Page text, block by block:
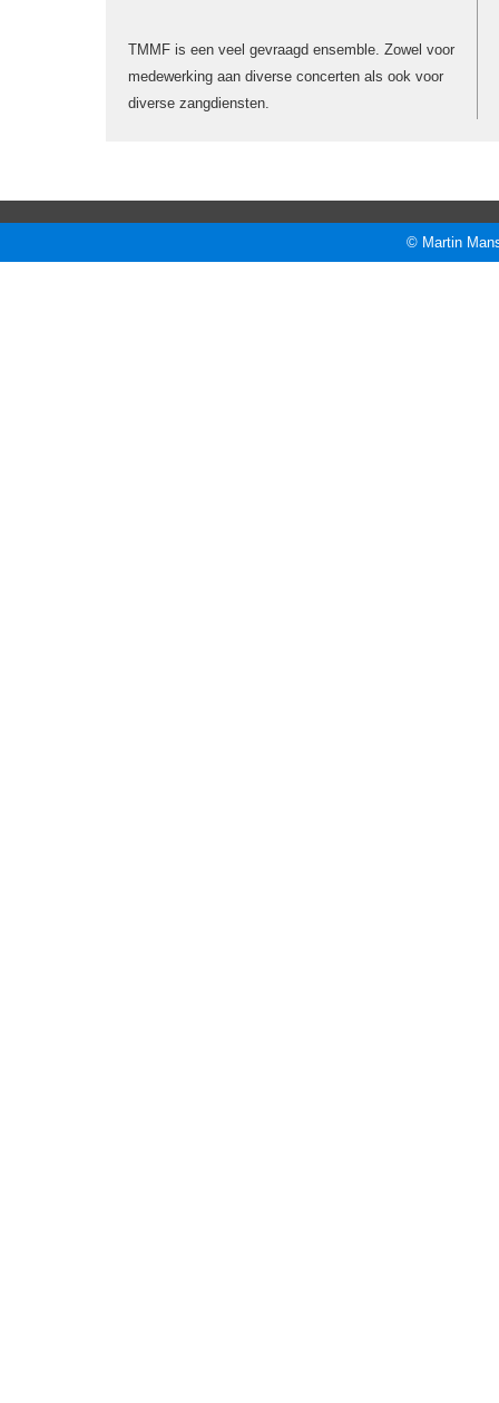
TMMF is een veel gevraagd ensemble. Zowel voor
medewerking aan diverse concerten als ook voor
diverse zangdiensten.
© Martin